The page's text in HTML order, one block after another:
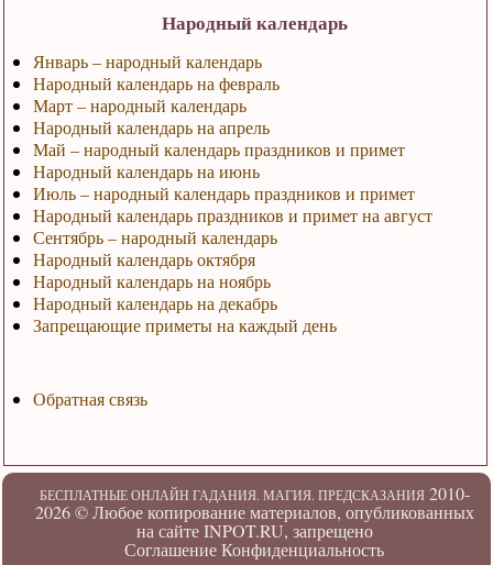
Народный календарь
Январь – народный календарь
Народный календарь на февраль
Март – народный календарь
Народный календарь на апрель
Май – народный календарь праздников и примет
Народный календарь на июнь
Июль – народный календарь праздников и примет
Народный календарь праздников и примет на август
Сентябрь – народный календарь
Народный календарь октября
Народный календарь на ноябрь
Народный календарь на декабрь
Запрещающие приметы на каждый день
Обратная связь
БЕСПЛАТНЫЕ ОНЛАЙН ГАДАНИЯ. МАГИЯ. ПРЕДСКАЗАНИЯ2010-
2026 ©Любое копирование материалов, опубликованных
на сайте INPOT.RU, запрещено
Соглашение Конфиденциальность